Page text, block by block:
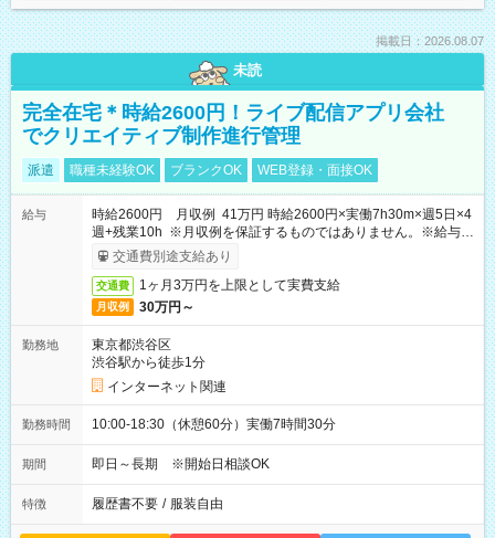
掲載日：2026.08.07
未読
完全在宅＊時給2600円！ライブ配信アプリ会社
でクリエイティブ制作進行管理
派遣 職種未経験OK ブランクOK WEB登録・面接OK
給与
時給2600円 月収例 41万円 時給2600円×実働7h30m×週5日×4
週+残業10h ※月収例を保証するものではありません。※給与即
受取りサービス利用可（利用条件有）
交通費別途支給あり
交通費 1ヶ月3万円を上限として実費支給
月収例 30万円～
勤務地
東京都渋谷区
渋谷駅から徒歩1分
インターネット関連
勤務時間 10:00-18:30（休憩60分）実働7時間30分
期間 即日～長期 ※開始日相談OK
特徴 履歴書不要 / 服装自由